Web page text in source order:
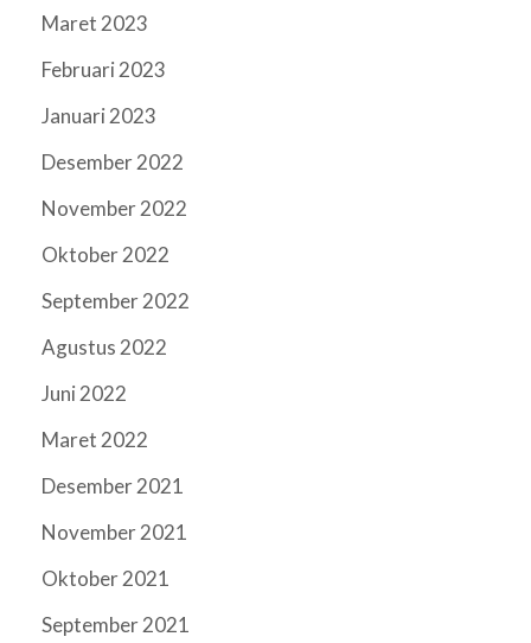
Maret 2023
Februari 2023
Januari 2023
Desember 2022
November 2022
Oktober 2022
September 2022
Agustus 2022
Juni 2022
Maret 2022
Desember 2021
November 2021
Oktober 2021
September 2021